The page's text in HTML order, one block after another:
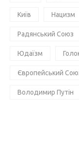
Київ Нацизм
Радянський Союз
Юдаїзм
Європейський
Володимир Путін